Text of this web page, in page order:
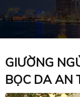
GIƯỜNG
BỌC DA AN